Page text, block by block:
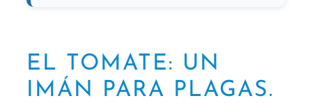
EL TOMATE: UN
IMÁN PARA PLAGAS.